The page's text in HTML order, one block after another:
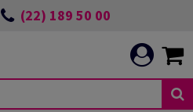
(22) 189 50 00